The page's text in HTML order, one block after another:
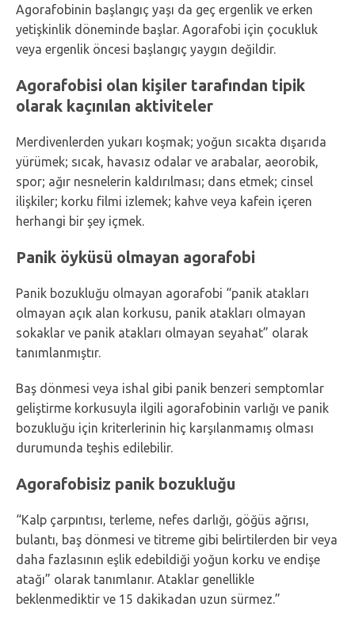
Agorafobinin başlangıç yaşı da geç ergenlik ve erken
yetişkinlik döneminde başlar. Agorafobi için çocukluk
veya ergenlik öncesi başlangıç yaygın değildir.
Agorafobisi olan kişiler tarafından tipik
olarak kaçınılan aktiviteler
Merdivenlerden yukarı koşmak; yoğun sıcakta dışarıda
yürümek; sıcak, havasız odalar ve arabalar, aeorobik,
spor; ağır nesnelerin kaldırılması; dans etmek; cinsel
ilişkiler; korku filmi izlemek; kahve veya kafein içeren
herhangi bir şey içmek.
Panik öyküsü olmayan agorafobi
Panik bozukluğu olmayan agorafobi “panik atakları
olmayan açık alan korkusu, panik atakları olmayan
sokaklar ve panik atakları olmayan seyahat” olarak
tanımlanmıştır.
Baş dönmesi veya ishal gibi panik benzeri semptomlar
geliştirme korkusuyla ilgili agorafobinin varlığı ve panik
bozukluğu için kriterlerinin hiç karşılanmamış olması
durumunda teşhis edilebilir.
Agorafobisiz panik bozukluğu
“Kalp çarpıntısı, terleme, nefes darlığı, göğüs ağrısı,
bulantı, baş dönmesi ve titreme gibi belirtilerden bir veya
daha fazlasının eşlik edebildiği yoğun korku ve endişe
atağı” olarak tanımlanır. Ataklar genellikle
beklenmediktir ve 15 dakikadan uzun sürmez.”